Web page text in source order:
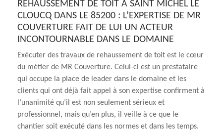
REHAUSSEMENT DE TOIT À SAINT MICHEL LE
CLOUCQ DANS LE 85200 : L’EXPERTISE DE MR
COUVERTURE FAIT DE LUI UN ACTEUR
INCONTOURNABLE DANS LE DOMAINE
Exécuter des travaux de rehaussement de toit est le cœur
du métier de MR Couverture. Celui-ci est un prestataire
qui occupe la place de leader dans le domaine et les
clients qui ont déjà fait appel à son expertise confirment à
l’unanimité qu’il est non seulement sérieux et
professionnel, mais qu’en plus, il veille à ce que le
chantier soit exécuté dans les normes et dans les temps.